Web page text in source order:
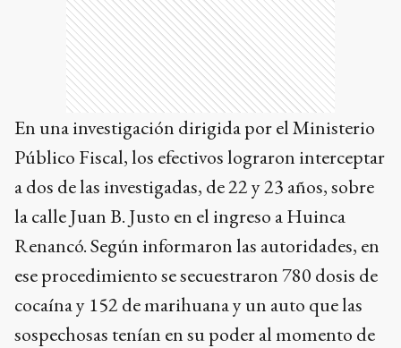
En una investigación dirigida por el Ministerio
Público Fiscal, los efectivos lograron interceptar
a dos de las investigadas, de 22 y 23 años, sobre
la calle Juan B. Justo en el ingreso a Huinca
Renancó. Según informaron las autoridades, en
ese procedimiento se secuestraron 780 dosis de
cocaína y 152 de marihuana y un auto que las
sospechosas tenían en su poder al momento de